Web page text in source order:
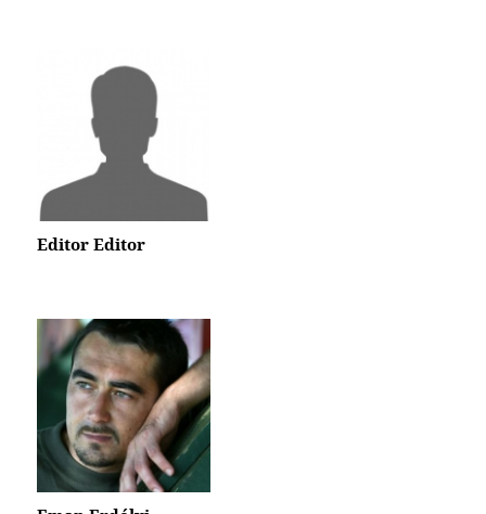
Editor Editor